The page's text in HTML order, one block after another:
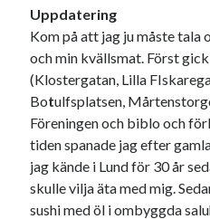
Uppdatering
Kom på att jag ju måste tala
och min kvällsmat. Först
(Klostergatan, Lilla
Botulfsplatsen,
Föreningen och biblo och
tiden spanade jag efter
jag kände i Lund för 30 år
skulle vilja äta med mig.
sushi med öl i ombyggda